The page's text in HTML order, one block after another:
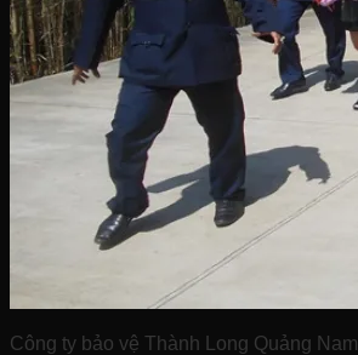
Công ty bảo vệ Thành Long Quảng Nam